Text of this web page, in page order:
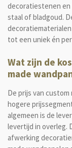
decoratiestenen
staal of bladgoud.
tot een uniek én
Wat zijn de
made
De prijs van
hogere
algemeen is de
levertijd in overleg.
afwerking